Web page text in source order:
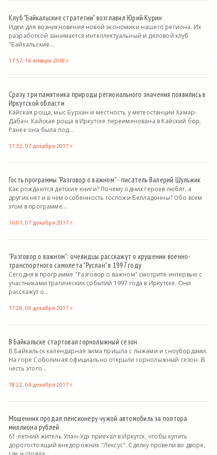
Клуб "Байкальские стратегии" возглавил Юрий Курин
Идеи для возникновения новой экономики нашего региона. Их
разработкой занимается интеллектуальный и деловой клуб
"Байкальские...
17:57, 16 января 2018 г.
Сразу три памятника природы регионального значения появились в
Иркутской области
Кайская роща, мыс Бурхан и местность у метеостанции Хамар-
Дабан. Кайская роща в Иркутске переименована в Кайский бор.
Ранее она была под...
17:32, 07 декабря 2017 г.
Гость программы "Разговор о важном" - писатель Валерий Шульжик
Как рождаются детские книги? Почему одних героев любят, а
других нет и в чем особенность госпожи Белладонны? Обо всем
этом в программе...
16:07, 07 декабря 2017 г.
"Разговор о важном": очевидцы расскажут о крушении военно-
транспортного самолета "Руслан" в 1997 году
Сегодня в программе "Разговор о важном" смотрите интервью с
участниками трагических событий 1997 года в Иркутске. Они
расскажут о...
17:28, 06 декабря 2017 г.
В Байкальске стартовал горнолыжный сезон
В Байкальск календарная зима пришла с лыжами и сноубордами.
На горе Соболиная официально открыли горнолыжный сезон. В
честь этого...
18:22, 04 декабря 2017 г.
Мошенник продал пенсионеру чужой автомобиль за полтора
миллиона рублей
61-летний житель Улан-Удэ приехал в Иркутск, чтобы купить
дорогостоящий внедорожник "Лексус". Сделку провели во дворе,